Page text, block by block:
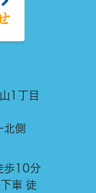
1丁目
側
歩10分
車 徒